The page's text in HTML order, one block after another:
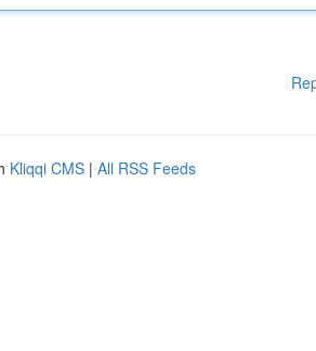
Kliqqi CMS | All RSS Feeds